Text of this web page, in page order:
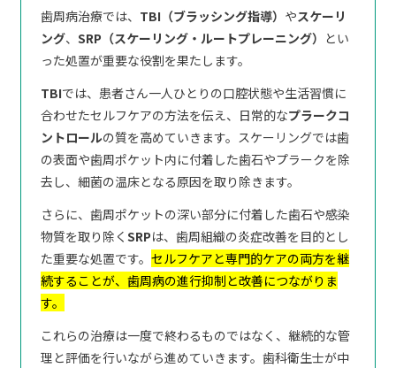
歯周病治療では、 TBI（ブラッシング指導） やスケーリ
ング、SRP（スケーリング・ルートプレーニング） とい
った処置が重要な役割を果たします。
TBIでは、患者さん一人ひとりの口腔状態や生活習慣に
合わせたセルフケアの方法を伝え、日常的なプラークコ
ントロールの質を高めていきます。スケーリングでは歯
の表面や歯周ポケット内に付着した歯石やプラークを除
去し、細菌の温床となる原因を取り除きます。
さらに、歯周ポケットの深い部分に付着した歯石や感染
物質を取り除くSRPは、歯周組織の炎症改善を目的とし
た重要な処置です。セルフケアと専門的ケアの両方を継
続することが、歯周病の進行抑制と改善につながりま
す。
これらの治療は一度で終わるものではなく、継続的な管
理と評価を行いながら進めていきます。歯科衛生士が中